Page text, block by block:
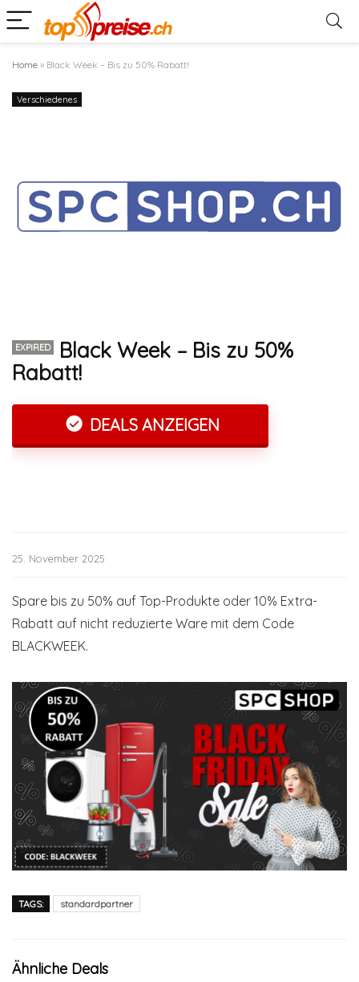
Home » Black Week – Bis zu 50% Rabatt!
Verschiedenes
EXPIRED
Black Week – Bis zu 50%
Rabatt!
DEALS ANZEIGEN
25. November 2025
Spare bis zu 50% auf Top-Produkte oder 10% Extra-
Rabatt auf nicht reduzierte Ware mit dem Code
BLACKWEEK.
TAGS: standardpartner
Ähnliche Deals